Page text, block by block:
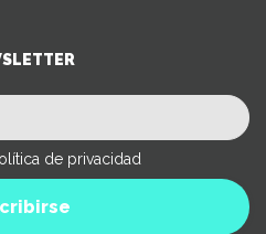
de privacidad